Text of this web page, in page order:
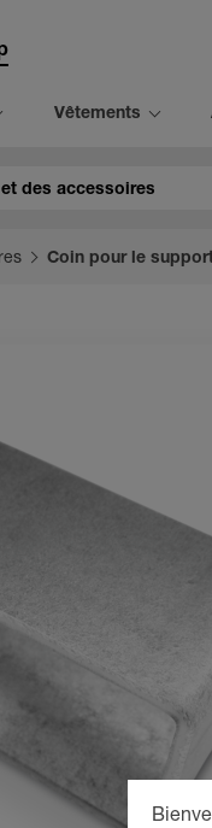
Vêtements
Coin pour le